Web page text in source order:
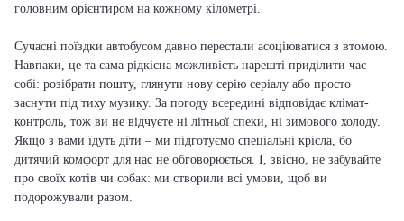
головним орієнтиром на кожному кілометрі.
Сучасні поїздки автобусом давно перестали асоціюватися з втомою.
Навпаки, це та сама рідкісна можливість нарешті приділити час
собі: розібрати пошту, глянути нову серію серіалу або просто
заснути під тиху музику. За погоду всередині відповідає клімат-
контроль, тож ви не відчуєте ні літньої спеки, ні зимового холоду.
Якщо з вами їдуть діти – ми підготуємо спеціальні крісла, бо
дитячий комфорт для нас не обговорюється. І, звісно, не забувайте
про своїх котів чи собак: ми створили всі умови, щоб ви
подорожували разом.